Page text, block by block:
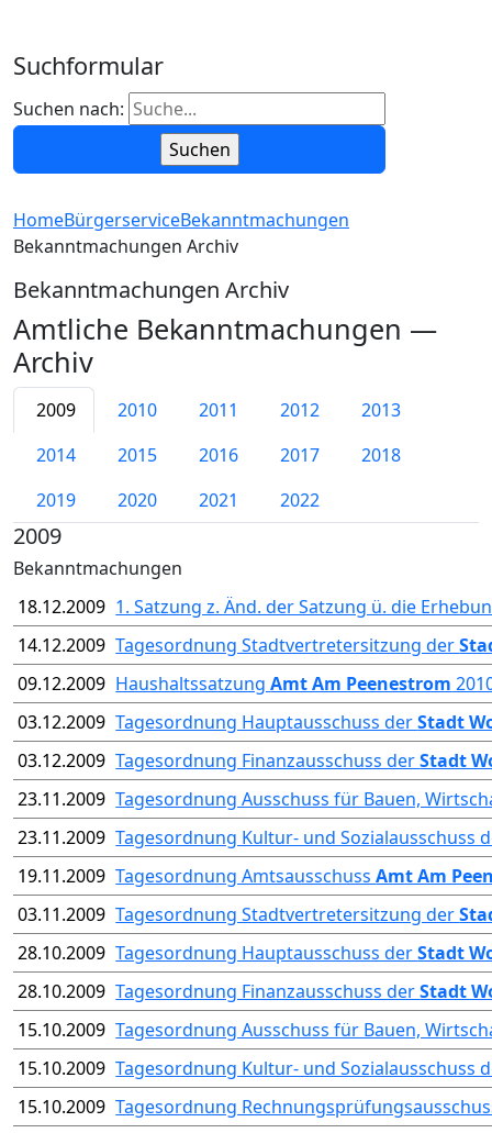
Suchformular
Suchen nach:
Bekanntmachungen Archiv
HomeBürgerserviceBekanntmachungen
Bekanntmachungen Archiv
Amtliche Bekanntmachungen —
Archiv
2009 2010 2011 2012
2013
2014
2015 2016 2017
2018
2019
2020 2021 2022
2009
Bekanntmachungen
18.12.2009 1. Satzung z. Änd. der Satzung ü. die
14.12.2009 Tagesordnung Stadtvertretersitzung der
09.12.2009 HaushaltssatzungAmt Am Peenestrom
03.12.2009 Tagesordnung Hauptausschuss derStadt
03.12.2009 Tagesordnung Finanzausschuss derStadt
23.11.2009 Tagesordnung Ausschuss für Bauen,
23.11.2009 Tagesordnung Kultur- und Sozialausschuss
19.11.2009 Tagesordnung AmtsausschussAmt Am
03.11.2009 Tagesordnung Stadtvertretersitzung der
28.10.2009 Tagesordnung Hauptausschuss derStadt
28.10.2009 Tagesordnung Finanzausschuss derStadt
15.10.2009 Tagesordnung Ausschuss für Bauen,
15.10.2009 Tagesordnung Kultur- und Sozialausschuss
15.10.2009 Tagesordnung